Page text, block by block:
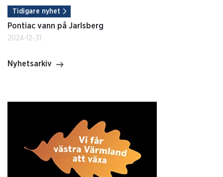
Tidigare nyhet
Pontiac vann på Jarlsberg
2024-12-31
Nyhetsarkiv